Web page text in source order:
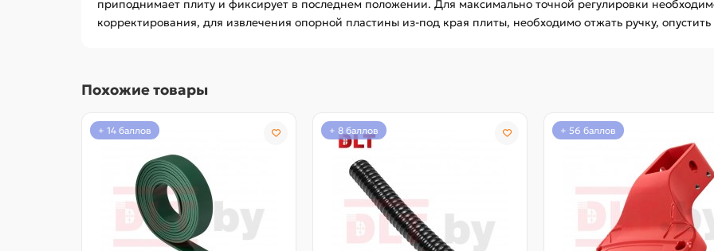
приподнимает плиту и фиксирует в последнем положении. Для максимально точной регулировки
корректирования, для извлечения опорной пластины из-под края плиты, необходимо отжать ручку, опустить
Похожие товары
+ 14 баллов + 8 баллов + 56 баллов